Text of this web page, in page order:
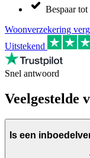
Bespaar
Woonverzekering
Uitstekend
Snel antwoord
Veelgestelde
Is een